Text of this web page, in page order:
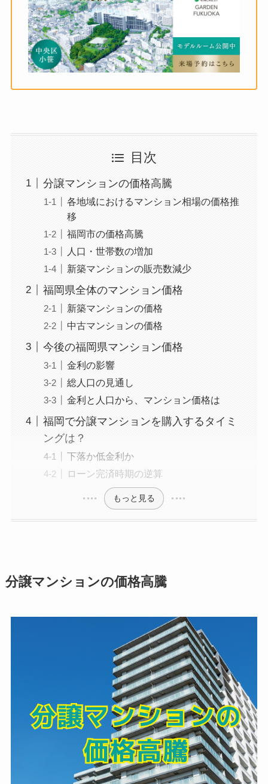
目次
分譲マンションの価格高騰
各地域におけるマンション相場の価格推
移
福岡市の価格高騰
人口・世帯数の増加
新築マンションの販売数減少
福岡県全体のマンション価格
新築マンションの価格
中古マンションの価格
今後の福岡県マンション価格
金利の影響
総人口の見通し
金利と人口から、マンション価格は
福岡で分譲マンションを購入するタイミ
ングは？
下落か低金利か
ローン完済時期の逆算
もっと見る
分譲マンションの価格高騰